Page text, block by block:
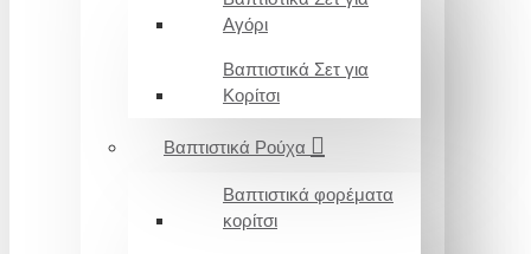
Αγόρι
Βαπτιστικά Σετ για
Κορίτσι
Βαπτιστικά Ρούχα
Βαπτιστικά φορέματα
κορίτσι